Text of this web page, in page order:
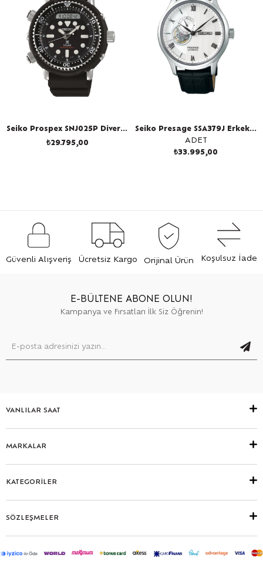
Seiko Prospex SNJ025P Divers Erkek Kol Saati
₺29.795,00
Seiko Presage SSA379J Erkek Kol Saati
ADET
₺33.995,00
Güvenli Alışveriş Ücretsiz Kargo Orijinal Ürün Koşulsuz İade
E-BÜLTENE ABONE OLUN!
Kampanya ve Fırsatları İlk Siz Öğrenin!
VANLILAR SAAT
MARKALAR
KATEGORİLER
SÖZLEŞMELER